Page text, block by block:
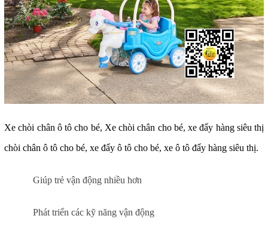
Xe chòi chân ô tô cho bé, Xe chòi chân cho bé, xe đẩy hàng siêu thị
chòi chân ô tô cho bé, xe đẩy ô tô cho bé, xe ô tô đẩy hàng siêu thị.
Giúp trẻ vận động nhiều hơn
Phát triển các kỹ năng vận động